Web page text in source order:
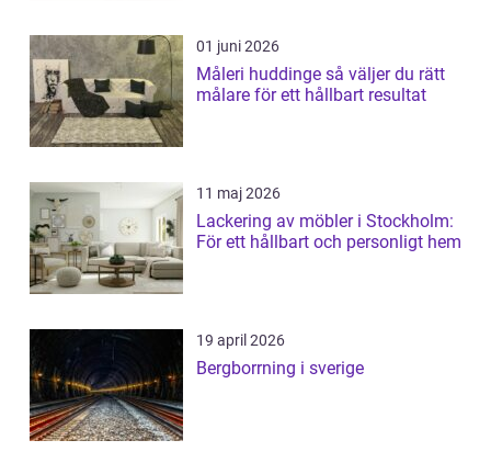
01 juni 2026
Måleri huddinge så väljer du rätt
målare för ett hållbart resultat
11 maj 2026
Lackering av möbler i Stockholm:
För ett hållbart och personligt hem
19 april 2026
Bergborrning i sverige